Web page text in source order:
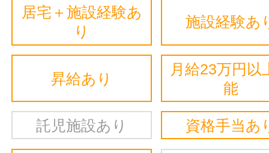
居宅＋施設経験あ
り
施設経験あ
昇給あり
月給23万円以
能
託児施設あり 資格手当あ